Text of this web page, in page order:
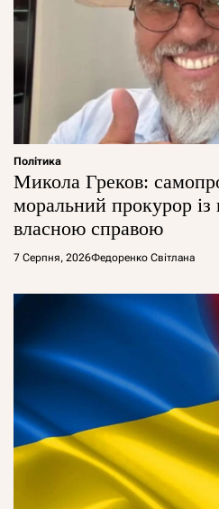
Політика
Микола Греков:
моральний прокурор
власною справою
7 Серпня, 2026Федоренко Світлана